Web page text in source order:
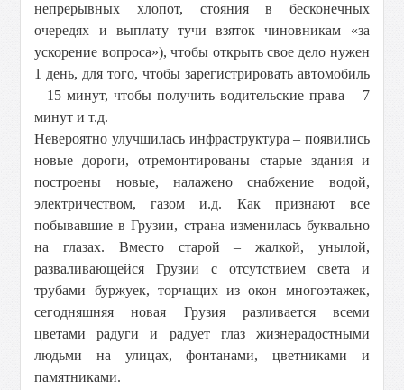
непрерывных хлопот, стояния в бесконечных
очередях и выплату тучи взяток чиновникам «за
ускорение вопроса»), чтобы открыть свое дело нужен
1 день, для того, чтобы зарегистрировать автомобиль
– 15 минут, чтобы получить водительские права – 7
минут и т.д.
Невероятно улучшилась инфраструктура – появились
новые дороги, отремонтированы старые здания и
построены новые, налажено снабжение водой,
электричеством, газом и.д. Как признают все
побывавшие в Грузии, страна изменилась буквально
на глазах. Вместо старой – жалкой, унылой,
разваливающейся Грузии с отсутствием света и
трубами буржуек, торчащих из окон многоэтажек,
сегодняшняя новая Грузия разливается всеми
цветами радуги и радует глаз жизнерадостными
людьми на улицах, фонтанами, цветниками и
памятниками.